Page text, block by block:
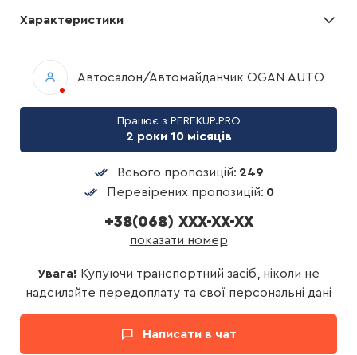
Характеристики
Автосалон/Автомайданчик OGAN AUTO
Працює з PEREKUP.PRO
2 роки 10 місяців
Всього пропозицій: 249
Перевірених пропозицій: 0
+38(068) XXX-XX-XX
показати номер
Увага! Купуючи транспортний засіб, ніколи не
надсилайте передоплату та свої персональні дані
Написати в чат